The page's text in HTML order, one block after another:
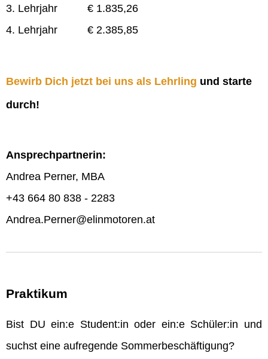
3. Lehrjahr € 1.835,26
4. Lehrjahr € 2.385,85
Bewirb Dich jetzt bei uns als Lehrling und starte
durch!
Ansprechpartnerin:
Andrea Perner, MBA
+43 664 80 838 - 2283
Andrea.Perner@elinmotoren.at
Praktikum
Bist DU ein:e Student:in oder ein:e Schüler:in und
suchst eine aufregende Sommerbeschäftigung?